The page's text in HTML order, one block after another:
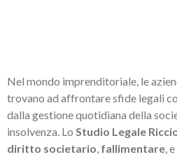
Nel mondo imprenditoriale, le
trovano ad affrontare sfide legali
dalla gestione quotidiana della
insolvenza. Lo Studio Legale
diritto societario, fallimentare, e